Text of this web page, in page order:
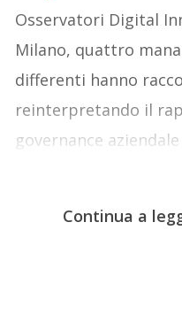
Osservatori Digital
Milano, quattro
differenti hanno
reinterpretando il
governance
Continua a